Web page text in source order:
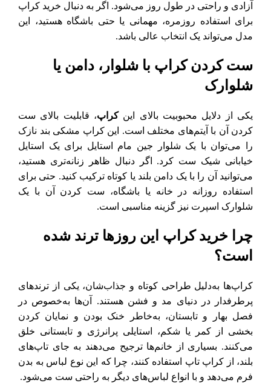
آزادی و راحتی در طول روز می‌شود. اگر به دنبال خرید کراپ
برای استفاده روزمره، مهمانی یا حتی باشگاه هستید، این
مدل می‌تواند یک انتخاب عالی باشد.
ست کردن کراپ با شلوار، دامن یا
شلوارک
یکی از دلایل محبوبیت بالای اینکراپ، قابلیت بالای ست
کردن آن با آیتم‌های مختلف است. این کراپ مشکی بند نازک
را می‌توان با یک شلوار جین مام استایل برای یک استایل
خیابانی شیک ست کرد. اگر دنبال ظاهر زنانه‌تری هستید،
می‌توانید آن را با یک دامن بلند یا کوتاه ترکیب کنید. حتی برای
استفاده روزانه در خانه یا باشگاه، ست کردن آن با یک
شلوارک اسپرت نیز گزینه مناسبی است.
چرا خرید کراپ این روزها ترند شده
است؟
کراپ‌ها به‌دلیل طراحی کوتاه و جذاب‌شان، یکی از ترندهای
پرطرفدار در دنیای مد و فشن هستند. آن‌ها به‌خصوص در
فصل بهار و تابستان، به‌خاطر خنک بودن و نمایان کردن
بخشی از کمر یا شکم، استایلی پرانرژی و تابستانی خلق
می‌کنند. بسیاری از خانم‌ها ترجیح می‌دهند به جای تاپ‌های
بلند، از کراپ تاپ استفاده کنند، چرا که این نوع لباس به بدن
فرم می‌دهد و با انواع لباس‌های دیگر به راحتی ست می‌شود.